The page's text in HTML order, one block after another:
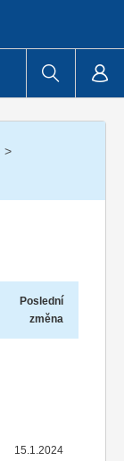
/
Poslední
změna
15.1.2024